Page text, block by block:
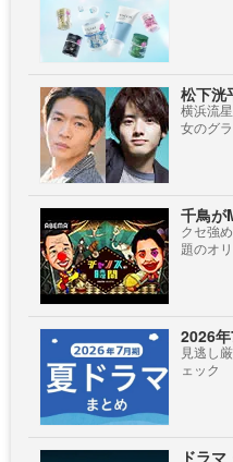
松下洸
横浜流
女のグ
千鳥が
クセ強
題のオ
2026
見逃し
ェック
ドラ